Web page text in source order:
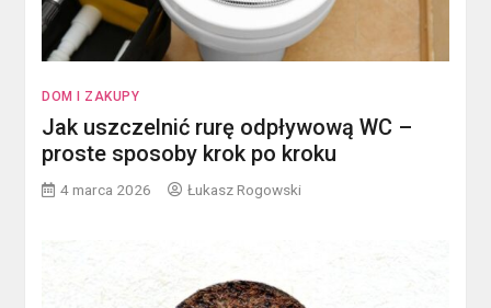
DOM I ZAKUPY
Jak uszczelnić rurę odpływową WC –
proste sposoby krok po kroku
4 marca 2026 Łukasz Rogowski